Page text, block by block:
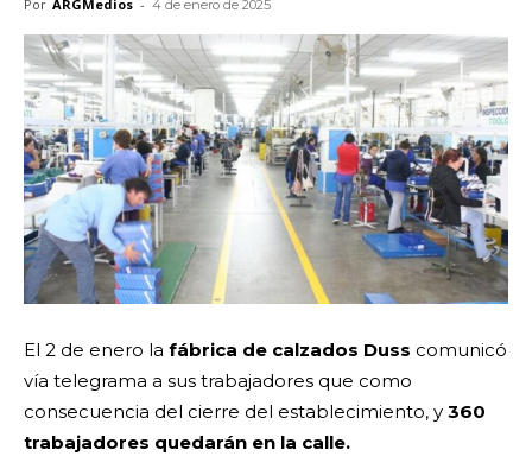
Por ARGMedios - 4 de enero de 2025
El 2 de enero la fábrica de calzados Duss comunicó
vía telegrama a sus trabajadores que como
consecuencia del cierre del establecimiento, y 360
trabajadores quedarán en la calle.